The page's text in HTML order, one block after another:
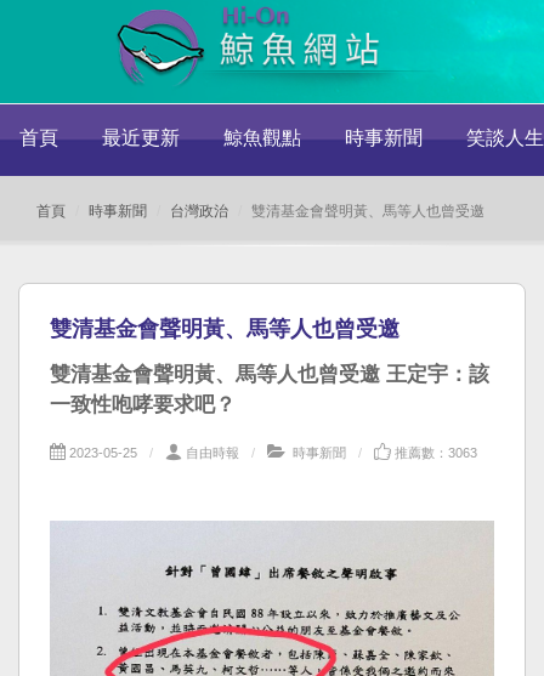
首頁 最近更新 鯨魚觀點 時事新聞 笑談人生
首頁 時事新聞 台灣政治 雙清基金會聲明黃、馬等人也曾受邀
雙清基金會聲明黃、馬等人也曾受邀
雙清基金會聲明黃、馬等人也曾受邀 王定宇：該
一致性咆哮要求吧？
2023-05-25 自由時報 時事新聞 推薦數：3063